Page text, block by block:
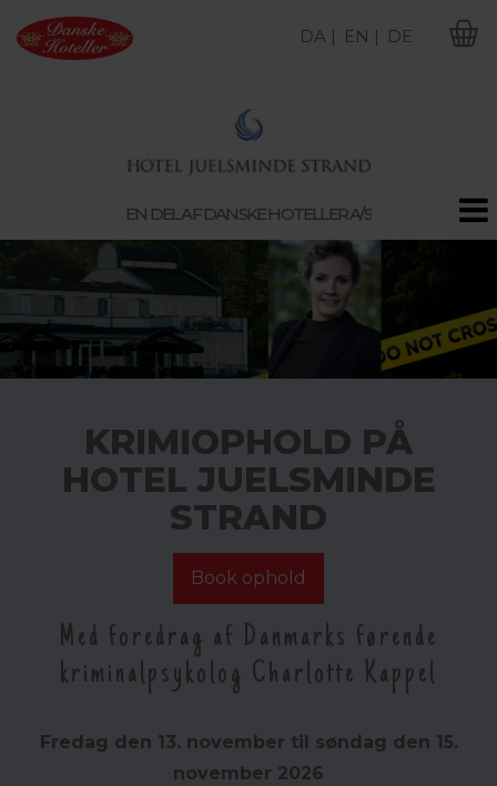
EN DEL AF DANSKE HOTELLER A/S
DA | EN | DE
KRIMIOPHOLD PÅ
HOTEL JUELSMINDE
STRAND
Book ophold
Med foredrag af Danmarks førende
kriminalpsykolog Charlotte Kappel
Fredag den 13. november til søndag den 15.
november 2026